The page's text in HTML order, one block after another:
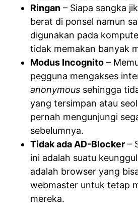
Ringan – Siapa sangka
berat di ponsel namun
digunakan pada
tidak memakan banyak
Modus Incognito –
pegguna mengakses
anonymous sehingga
yang tersimpan atau
pernah mengunjungi
sebelumnya.
Tidak ada AD-Blocker –
ini adalah suatu
adalah browser yang
webmaster untuk tetap
mereka.